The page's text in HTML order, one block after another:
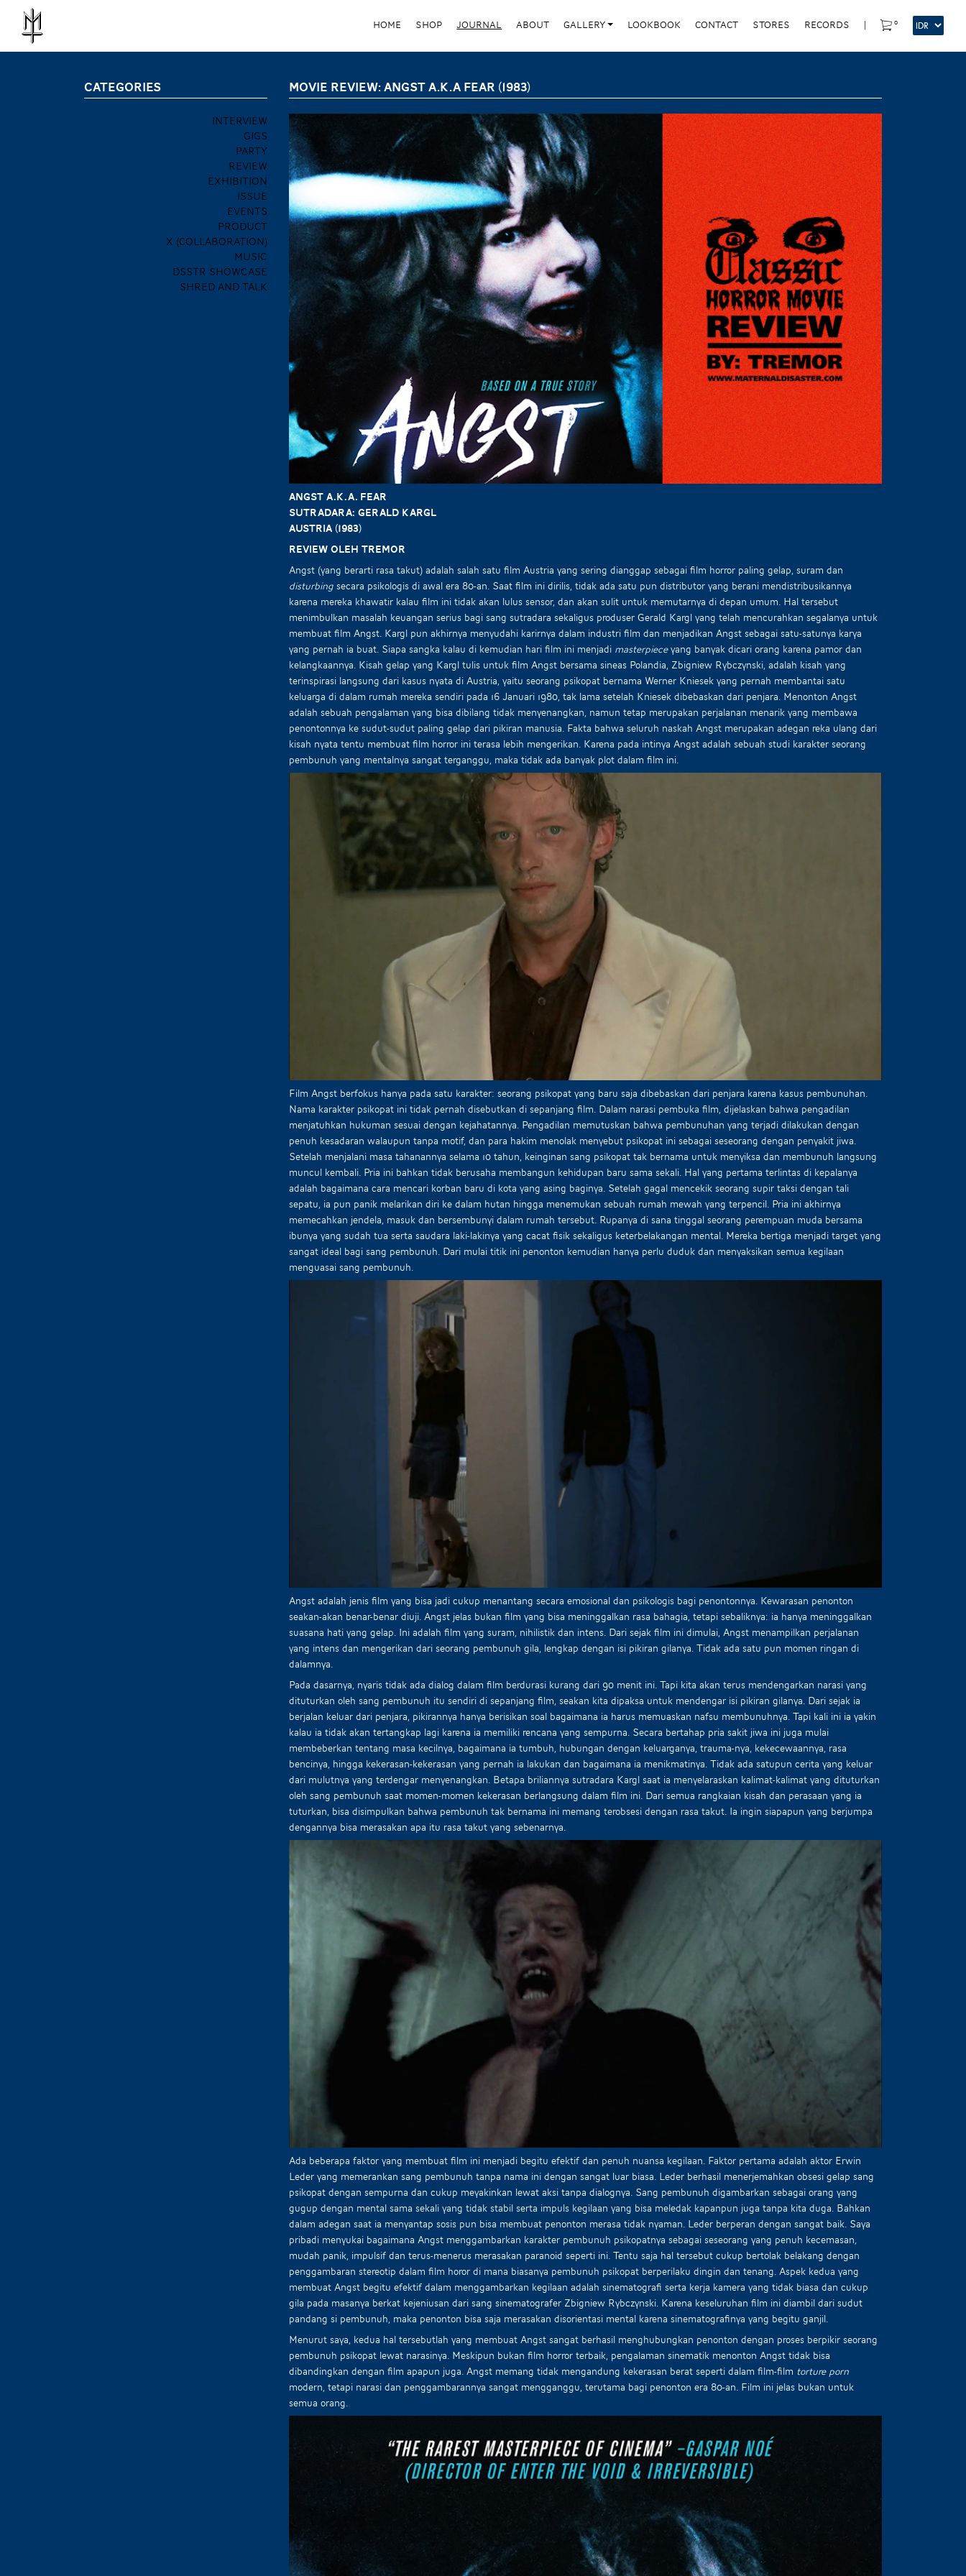
HOME SHOP JOURNAL ABOUT GALLERY LOOKBOOK CONTACT STORES RECORDS 0
MOVIE REVIEW: ANGST A.K.A FEAR (1983)
ANGST a.k.a. Fear
Sutradara: Gerald Kargl
Austria (1983)
Review oleh Tremor
Angst (yang berarti rasa takut) adalah salah satu film Austria yang sering dianggap sebagai film horror paling gelap, suram dan
disturbing secara psikologis di awal era 80-an. Saat film ini dirilis, tidak ada satu pun distributor yang berani mendistribusikannya
karena mereka khawatir kalau film ini tidak akan lulus sensor, dan akan sulit untuk memutarnya di depan umum. Hal tersebut
menimbulkan masalah keuangan serius bagi sang sutradara sekaligus produser Gerald Kargl yang telah mencurahkan segalanya untuk
membuat film Angst. Kargl pun akhirnya menyudahi karirnya dalam industri film dan menjadikan Angst sebagai satu-satunya karya
yang pernah ia buat. Siapa sangka kalau di kemudian hari film ini menjadi masterpieceyang banyak dicari orang karena pamor dan
kelangkaannya. Kisah gelap yang Kargl tulis untuk film Angst bersama sineas Polandia, Zbigniew Rybczynski, adalah kisah yang
terinspirasi langsung dari kasus nyata di Austria, yaitu seorang psikopat bernama Werner Kniesek yang pernah membantai satu
keluarga di dalam rumah mereka sendiri pada 16 Januari 1980, tak lama setelah Kniesek dibebaskan dari penjara. Menonton Angst
adalah sebuah pengalaman yang bisa dibilang tidak menyenangkan, namun tetap merupakan perjalanan menarik yang membawa
penontonnya ke sudut-sudut paling gelap dari pikiran manusia. Fakta bahwa seluruh naskah Angst merupakan adegan reka ulang dari
kisah nyata tentu membuat film horror ini terasa lebih mengerikan. Karena pada intinya Angst adalah sebuah studi karakter seorang
pembunuh yang mentalnya sangat terganggu, maka tidak ada banyak plot dalam film ini.
Film Angst berfokus hanya pada satu karakter: seorang psikopat yang baru saja dibebaskan dari penjara karena kasus pembunuhan.
Nama karakter psikopat ini tidak pernah disebutkan di sepanjang film. Dalam narasi pembuka film, dijelaskan bahwa pengadilan
menjatuhkan hukuman sesuai dengan kejahatannya. Pengadilan memutuskan bahwa pembunuhan yang terjadi dilakukan dengan
penuh kesadaran walaupun tanpa motif, dan para hakim menolak menyebut psikopat ini sebagai seseorang dengan penyakit jiwa.
Setelah menjalani masa tahanannya selama 10 tahun, keinginan sang psikopat tak bernama untuk menyiksa dan membunuh langsung
muncul kembali. Pria ini bahkan tidak berusaha membangun kehidupan baru sama sekali. Hal yang pertama terlintas di kepalanya
adalah bagaimana cara mencari korban baru di kota yang asing baginya. Setelah gagal mencekik seorang supir taksi dengan tali
sepatu, ia pun panik melarikan diri ke dalam hutan hingga menemukan sebuah rumah mewah yang terpencil. Pria ini akhirnya
memecahkan jendela, masuk dan bersembunyi dalam rumah tersebut. Rupanya di sana tinggal seorang perempuan muda bersama
ibunya yang sudah tua serta saudara laki-lakinya yang cacat fisik sekaligus keterbelakangan mental. Mereka bertiga menjadi target yang
sangat ideal bagi sang pembunuh. Dari mulai titik ini penonton kemudian hanya perlu duduk dan menyaksikan semua kegilaan
menguasai sang pembunuh.
Angst adalah jenis film yang bisa jadi cukup menantang secara emosional dan psikologis bagi penontonnya. Kewarasan penonton
seakan-akan benar-benar diuji. Angst jelas bukan film yang bisa meninggalkan rasa bahagia, tetapi sebaliknya: ia hanya meninggalkan
suasana hati yang gelap. Ini adalah film yang suram, nihilistik dan intens. Dari sejak film ini dimulai, Angst menampilkan perjalanan
yang intens dan mengerikan dari seorang pembunuh gila, lengkap dengan isi pikiran gilanya. Tidak ada satu pun momen ringan di
dalamnya.
Pada dasarnya, nyaris tidak ada dialog dalam film berdurasi kurang dari 90 menit ini. Tapi kita akan terus mendengarkan narasi yang
dituturkan oleh sang pembunuh itu sendiri di sepanjang film, seakan kita dipaksa untuk mendengar isi pikiran gilanya. Dari sejak ia
berjalan keluar dari penjara, pikirannya hanya berisikan soal bagaimana ia harus memuaskan nafsu membunuhnya. Tapi kali ini ia yakin
kalau ia tidak akan tertangkap lagi karena ia memiliki rencana yang sempurna. Secara bertahap pria sakit jiwa ini juga mulai
membeberkan tentang masa kecilnya, bagaimana ia tumbuh, hubungan dengan keluarganya, trauma-nya, kekecewaannya, rasa
bencinya, hingga kekerasan-kekerasan yang pernah ia lakukan dan bagaimana ia menikmatinya. Tidak ada satupun cerita yang keluar
dari mulutnya yang terdengar menyenangkan. Betapa briliannya sutradara Kargl saat ia menyelaraskan kalimat-kalimat yang dituturkan
oleh sang pembunuh saat momen-momen kekerasan berlangsung dalam film ini. Dari semua rangkaian kisah dan perasaan yang ia
tuturkan, bisa disimpulkan bahwa pembunuh tak bernama ini memang terobsesi dengan rasa takut. Ia ingin siapapun yang berjumpa
dengannya bisa merasakan apa itu rasa takut yang sebenarnya.
Ada beberapa faktor yang membuat film ini menjadi begitu efektif dan penuh nuansa kegilaan. Faktor pertama adalah aktor Erwin
Leder yang memerankan sang pembunuh tanpa nama ini dengan sangat luar biasa. Leder berhasil menerjemahkan obsesi gelap sang
psikopat dengan sempurna dan cukup meyakinkan lewat aksi tanpa dialognya. Sang pembunuh digambarkan sebagai orang yang
gugup dengan mental sama sekali yang tidak stabil serta impuls kegilaan yang bisa meledak kapanpun juga tanpa kita duga. Bahkan
dalam adegan saat ia menyantap sosis pun bisa membuat penonton merasa tidak nyaman. Leder berperan dengan sangat baik. Saya
pribadi menyukai bagaimana Angst menggambarkan karakter pembunuh psikopatnya sebagai seseorang yang penuh kecemasan,
mudah panik, impulsif dan terus-menerus merasakan paranoid seperti ini. Tentu saja hal tersebut cukup bertolak belakang dengan
penggambaran stereotip dalam film horor di mana biasanya pembunuh psikopat berperilaku dingin dan tenang. Aspek kedua yang
membuat Angst begitu efektif dalam menggambarkan kegilaan adalah sinematografi serta kerja kamera yang tidak biasa dan cukup
gila pada masanya berkat kejeniusan dari sang sinematografer Zbigniew Rybczynski. Karena keseluruhan film ini diambil dari sudut
pandang si pembunuh, maka penonton bisa saja merasakan disorientasi mental karena sinematografinya yang begitu ganjil.
Menurut saya, kedua hal tersebutlah yang membuat Angst sangat berhasil menghubungkan penonton dengan proses berpikir seorang
pembunuh psikopat lewat narasinya. Meskipun bukan film horror terbaik, pengalaman sinematik menonton Angst tidak bisa
dibandingkan dengan film apapun juga. Angst memang tidak mengandung kekerasan berat seperti dalam film-film torture porn
modern, tetapi narasi dan penggambarannya sangat mengganggu, terutama bagi penonton era 80-an. Film ini jelas bukan untuk
semua orang.
CATEGORIES
INTERVIEW
GIGS
PARTY
REVIEW
EXHIBITION
ISSUE
EVENTS
PRODUCT
X (COLLABORATION)
MUSIC
DSSTR SHOWCASE
SHRED AND TALK